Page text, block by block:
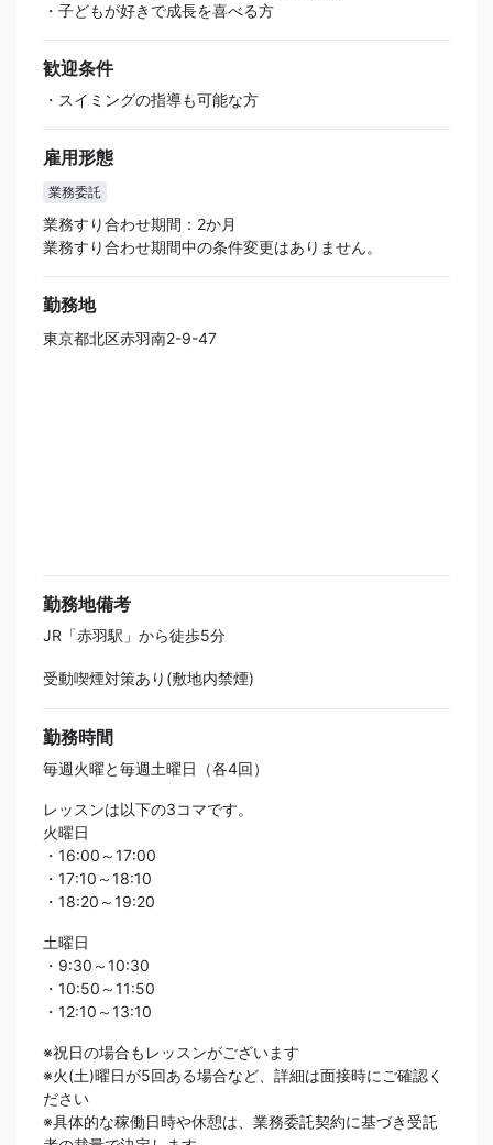
・子どもが好きで成長を喜べる方
歓迎条件
・スイミングの指導も可能な方
雇用形態
業務委託
業務すり合わせ期間：2か月
業務すり合わせ期間中の条件変更はありません。
勤務地
東京都北区赤羽南2-9-47
勤務地備考
JR「赤羽駅」から徒歩5分
受動喫煙対策あり(敷地内禁煙)
勤務時間
毎週火曜と毎週土曜日（各4回）
レッスンは以下の3コマです。
火曜日
・16:00～17:00
・17:10～18:10
・18:20～19:20
土曜日
・9:30～10:30
・10:50～11:50
・12:10～13:10
※祝日の場合もレッスンがございます
※火(土)曜日が5回ある場合など、詳細は面接時にご確認く
ださい
※具体的な稼働日時や休憩は、業務委託契約に基づき受託